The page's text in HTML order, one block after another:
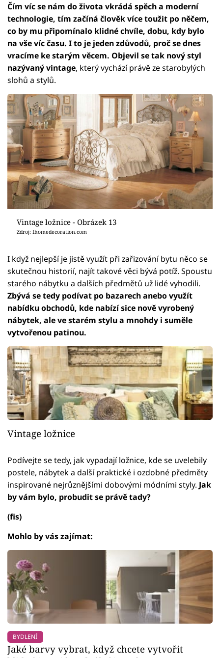
Čím víc se nám do života vkrádá spěch a moderní
technologie, tím začíná člověk více toužit po něčem,
co by mu připomínalo klidné chvíle, dobu, kdy bylo
na vše víc času. I to je jeden zdůvodů, proč se dnes
vracíme ke starým věcem. Objevil se tak nový styl
nazývaný vintage, který vychází právě ze starobylých
slohů a stylů.
Vintage ložnice - Obrázek 13
Zdroj: Ihomedecoration.com
I když nejlepší je jistě využít při zařizování bytu něco se
skutečnou historií, najít takové věci bývá potíž. Spoustu
starého nábytku a dalších předmětů už lidé vyhodili.
Zbývá se tedy podívat po bazarech anebo využít
nabídku obchodů, kde nabízí sice nově vyrobený
nábytek, ale ve starém stylu a mnohdy i suměle
vytvořenou patinou.
Vintage ložnice
Podívejte se tedy, jak vypadají ložnice, kde se uvelebily
postele, nábytek a další praktické i ozdobné předměty
inspirované nejrůznějšími dobovými módními styly. Jak
by vám bylo, probudit se právě tady?
(fis)
Mohlo by vás zajímat:
BYDLENÍ
Jaké barvy vybrat, když chcete vytvořit